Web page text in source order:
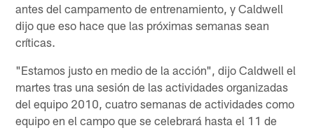
antes del campamento de entrenamiento, y Caldwell
dijo que eso hace que las próximas semanas sean
críticas.
"Estamos justo en medio de la acción", dijo Caldwell el
martes tras una sesión de las actividades organizadas
del equipo 2010, cuatro semanas de actividades como
equipo en el campo que se celebrará hasta el 11 de